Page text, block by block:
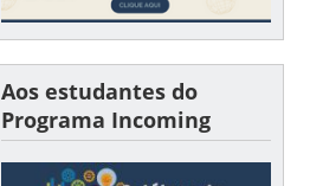
Aos estudantes do
Programa Incoming